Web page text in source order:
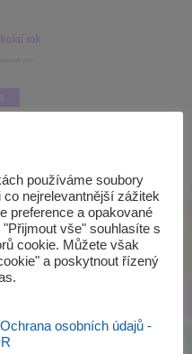
používáme soubory
nejrelevantnější zážitek
preference a opakované
vše" souhlasíte s
cookie. Můžete však
a poskytnout řízený
Ochrana osobních údajů -